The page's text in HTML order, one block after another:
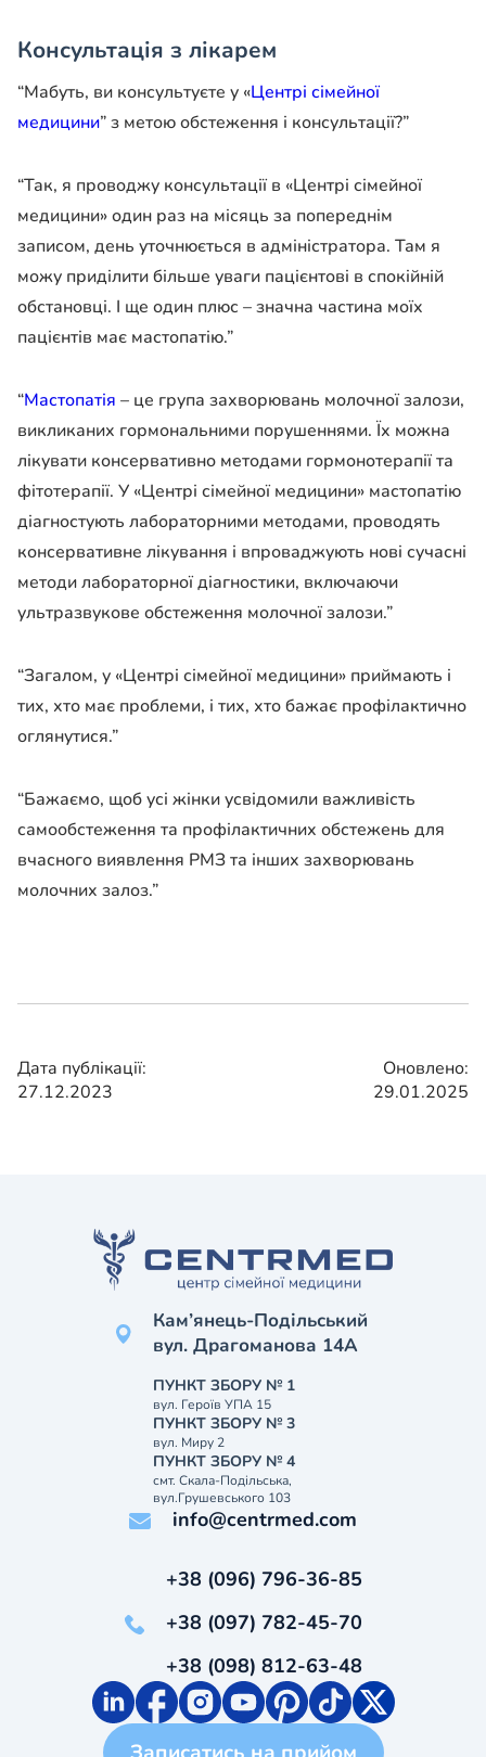
Консультація з лікарем
“Мабуть, ви консультуєте у «Центрі сімейної
медицини” з метою обстеження і консультації?”
“Так, я проводжу консультації в «Центрі сімейної
медицини» один раз на місяць за попереднім
записом, день уточнюється в адміністратора. Там я
можу приділити більше уваги пацієнтові в спокійній
обстановці. І ще один плюс – значна частина моїх
пацієнтів має мастопатію.”
“Мастопатія – це група захворювань молочної залози,
викликаних гормональними порушеннями. Їх можна
лікувати консервативно методами гормонотерапії та
фітотерапії. У «Центрі сімейної медицини» мастопатію
діагностують лабораторними методами, проводять
консервативне лікування і впроваджують нові сучасні
методи лабораторної діагностики, включаючи
ультразвукове обстеження молочної залози.”
“Загалом, у «Центрі сімейної медицини» приймають і
тих, хто має проблеми, і тих, хто бажає профілактично
оглянутися.”
“Бажаємо, щоб усі жінки усвідомили важливість
самообстеження та профілактичних обстежень для
вчасного виявлення РМЗ та інших захворювань
молочних залоз.”
Дата публікації:
27.12.2023
Оновлено:
29.01.2025
Кам’янець-Подільський
вул. Драгоманова 14А
ПУНКТ ЗБОРУ № 1
вул. Героїв УПА 15
ПУНКТ ЗБОРУ № 3
вул. Миру 2
ПУНКТ ЗБОРУ № 4
смт. Скала-Подільська,
вул.Грушевського 103
info@centrmed.com
+38 (096) 796-36-85
+38 (097) 782-45-70
+38 (098) 812-63-48